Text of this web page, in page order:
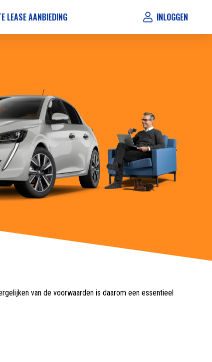
LEASE AANBIEDING INLOGGEN
van de voorwaarden is daarom een essentieel